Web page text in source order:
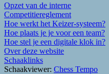
Opzet van de interne
Competitiereglement
Hoe werkt het Keizer-systeem?
Hoe plaats je je voor een team?
Hoe stel je een digitale klok in?
Over deze website
Schaaklinks
Schaakviewer: Chess Tempo